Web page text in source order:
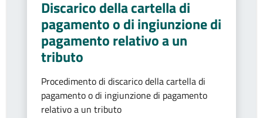
Discarico della cartella di
pagamento o di ingiunzione di
pagamento relativo a un
tributo
Procedimento di discarico della cartella di
pagamento o di ingiunzione di pagamento
relativo a un tributo